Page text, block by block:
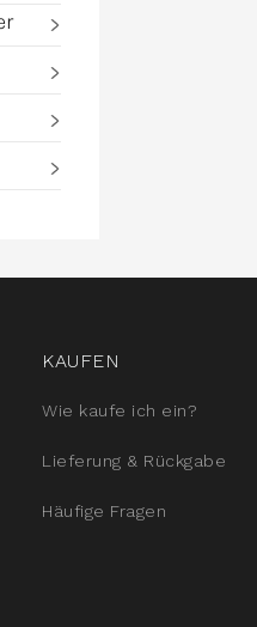
KAUFEN
Wie kaufe ich ein?
Lieferung & Rückgabe
Häufige Fragen